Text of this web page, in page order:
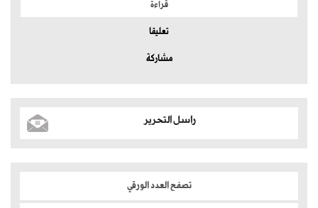
قراءة
تعليقا
مشاركة
راسل التحرير
تصفح العدد الورقي